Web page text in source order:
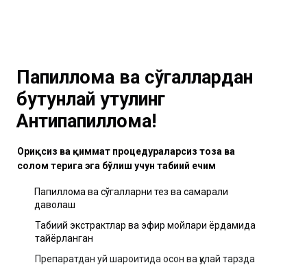
Препаратдан уй шароитида осон ва қулай тарзда
Табиий экстрактлар ва эфир мойлари ёрдамида
тайёрланган
Папиллома ва сўгалларни тез ва самарали
даволаш
Оғриқсиз ва қиммат процедураларсиз тоза ва
соғлом терига эга бўлиш учун табиий ечим
Папиллома ва сўгаллардан
бутунлай қутулинг
Антипапиллома!